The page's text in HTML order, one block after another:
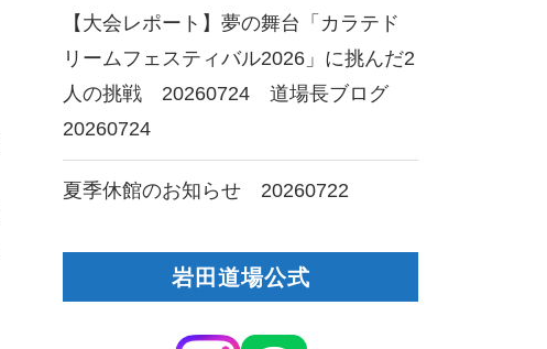
【大会レポート】夢の舞台「カラテド
リームフェスティバル2026」に挑んだ2
人の挑戦 20260724 道場長ブログ
20260724
夏季休館のお知らせ 20260722
岩田道場公式